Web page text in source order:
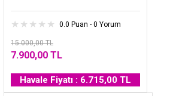
0.0 Puan - 0 Yorum
15.000,00 TL
7.900,00 TL
Havale Fiyatı : 6.715,00 TL